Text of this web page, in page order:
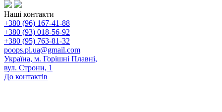
Наші контакти
+380 (96) 167-41-88
+380 (93) 018-56-92
+380 (95) 763-81-32
poops.pl.ua@gmail.com
Україна, м. Горішні Плавні,
вул. Строни, 1
До контактів